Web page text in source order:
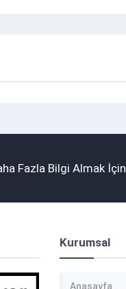
Fazla Bilgi Almak İçin
Kurumsal
Anasayfa